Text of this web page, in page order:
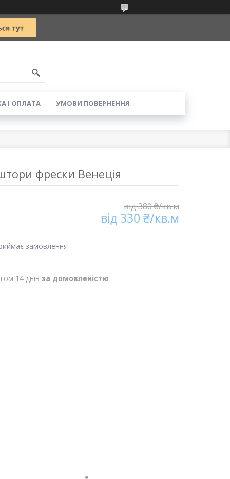
І ОПЛАТА УМОВИ ПОВЕРНЕННЯ
фрески Венеція
від 380 ₴/кв.м
від 330 ₴/кв.м
замовлення
14 днів за домовленістю